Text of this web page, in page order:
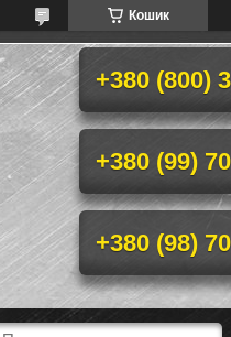
Кошик
+380 (800)
+380 (99)
+380 (98)